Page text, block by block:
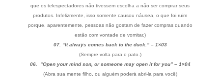
que os telespectadores não tivessem escolha a não ser comprar seus
produtos. Infelizmente, isso somente causou náusea, o que foi ruim
porque, aparentemente, pessoas não gostam de fazer compras quando
estão com vontade de vomitar.)
07. “It always comes back to the duck.” – 1×03
(Sempre volta para o pato.)
06. “Open your mind son, or someone may open it for you” – 1×04
(Abra sua mente filho, ou alguém poderá abri-la para você)